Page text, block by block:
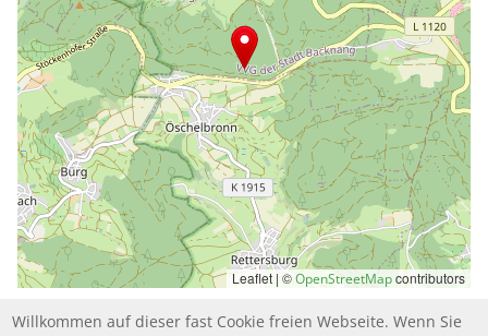
Leaflet | ©OpenStreetMapcontributors
Willkommen auf dieser fast Cookie freien Webseite. Wenn Sie